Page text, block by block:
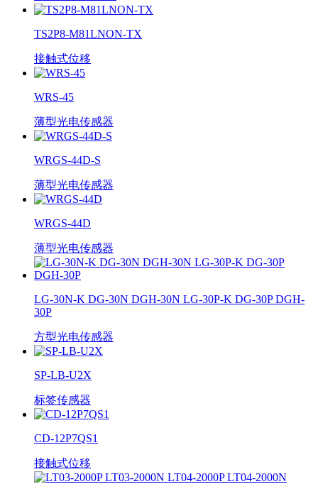
TS2P8-M81LNON-TX
接触式位移
WRS-45
薄型光电传感器
WRGS-44D-S
薄型光电传感器
WRGS-44D
薄型光电传感器
LG-30N-K DG-30N DGH-30N LG-30P-K DG-30P DGH-
30P
方型光电传感器
SP-LB-U2X
标签传感器
CD-12P7QS1
接触式位移